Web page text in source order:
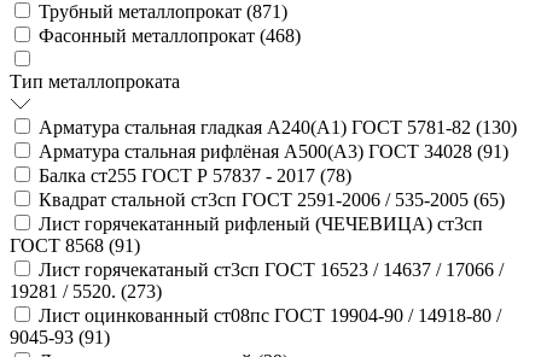
Трубный металлопрокат (871)
Фасонный металлопрокат (468)
Тип металлопроката
Арматура стальная гладкая А240(А1) ГОСТ 5781-82 (130)
Арматура стальная рифлёная А500(А3) ГОСТ 34028 (91)
Балка ст255 ГОСТ Р 57837 - 2017 (78)
Квадрат стальной ст3сп ГОСТ 2591-2006 / 535-2005 (65)
Лист горячекатанный рифленый (ЧЕЧЕВИЦА) ст3сп
ГОСТ 8568 (91)
Лист горячекатаный ст3сп ГОСТ 16523 / 14637 / 17066 /
19281 / 5520. (273)
Лист оцинкованный ст08пс ГОСТ 19904-90 / 14918-80 /
9045-93 (91)